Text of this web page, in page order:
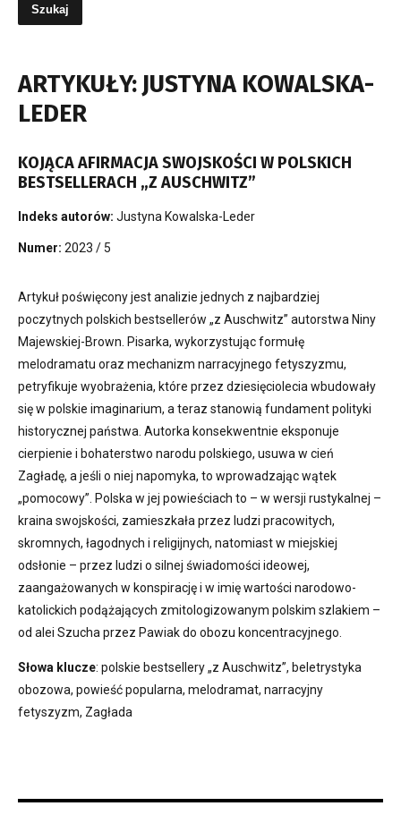
ARTYKUŁY: JUSTYNA KOWALSKA-
LEDER
KOJĄCA AFIRMACJA SWOJSKOŚCI W POLSKICH
BESTSELLERACH „Z AUSCHWITZ”
Indeks autorów: Justyna Kowalska-Leder
Numer: 2023 / 5
Artykuł poświęcony jest analizie jednych z najbardziej
poczytnych polskich bestsellerów „z Auschwitz” autorstwa Niny
Majewskiej-Brown. Pisarka, wykorzystując formułę
melodramatu oraz mechanizm narracyjnego fetyszyzmu,
petryfikuje wyobrażenia, które przez dziesięciolecia wbudowały
się w polskie imaginarium, a teraz stanowią fundament polityki
historycznej państwa. Autorka konsekwentnie eksponuje
cierpienie i bohaterstwo narodu polskiego, usuwa w cień
Zagładę, a jeśli o niej napomyka, to wprowadzając wątek
„pomocowy”. Polska w jej powieściach to – w wersji rustykalnej –
kraina swojskości, zamieszkała przez ludzi pracowitych,
skromnych, łagodnych i religijnych, natomiast w miejskiej
odsłonie – przez ludzi o silnej świadomości ideowej,
zaangażowanych w konspirację i w imię wartości narodowo-
katolickich podążających zmitologizowanym polskim szlakiem –
od alei Szucha przez Pawiak do obozu koncentracyjnego.
Słowa klucze: polskie bestsellery „z Auschwitz”, beletrystyka
obozowa, powieść popularna, melodramat, narracyjny
fetyszyzm, Zagłada